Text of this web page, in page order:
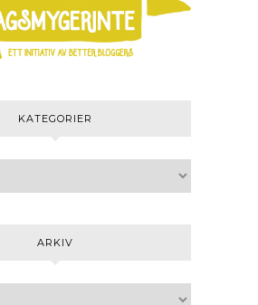
KATEGORIER
ARKIV